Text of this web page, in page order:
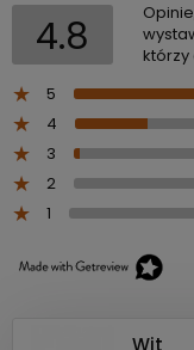
4.8
5
4
3
2
1
Wit